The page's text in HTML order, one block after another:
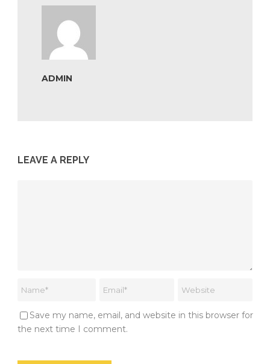
ADMIN
LEAVE A REPLY
Save my name, email, and website in this browser for
the next time I comment.